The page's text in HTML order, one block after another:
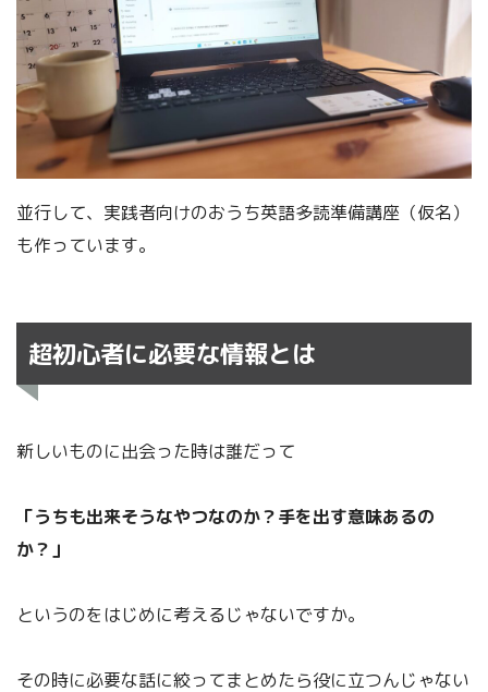
並行して、実践者向けのおうち英語多読準備講座（仮名）
も作っています。
超初心者に必要な情報とは
新しいものに出会った時は誰だって
「うちも出来そうなやつなのか？手を出す意味あるの
か？」
というのをはじめに考えるじゃないですか。
その時に必要な話に絞ってまとめたら役に立つんじゃない